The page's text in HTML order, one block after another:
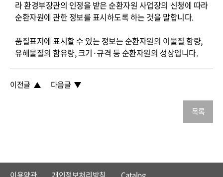
라 환경부장관의 인정을 받은 순환자원 사업장의 신청에 따라
순환자원에 관한 정보를 표시하도록 하는 것을 말합니다.
품질표지에 표시할 수 있는 정보는 순환자원의 이물질 함량,
유해물질의 함유량, 크기·규격 등 순환자원의 성상입니다.
이전글 다음글
목록
이용약관 개인정보처리방침 Catalog